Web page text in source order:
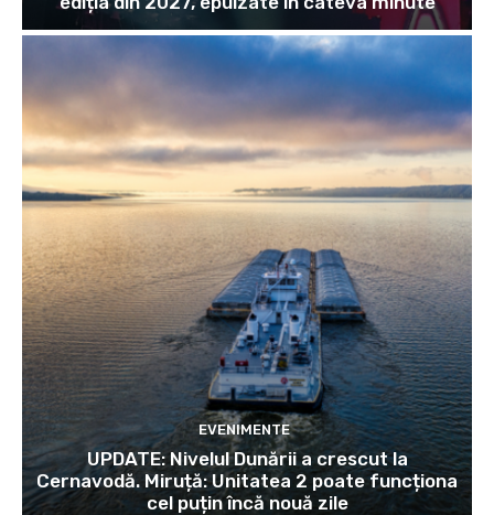
EVENIMENTE
UPDATE: Nivelul Dunării a crescut la
Cernavodă. Miruță: Unitatea 2 poate funcționa
cel puțin încă nouă zile